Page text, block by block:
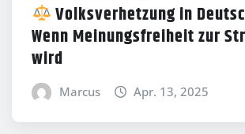
Volksverhetzung in
Wenn Meinungsfreiheit zur
wird
Marcus Apr. 13, 2025